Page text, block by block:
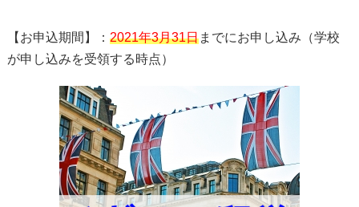
【お申込期間】： 2021年3月31日までにお申し込み（学校
が申し込みを受領する時点）